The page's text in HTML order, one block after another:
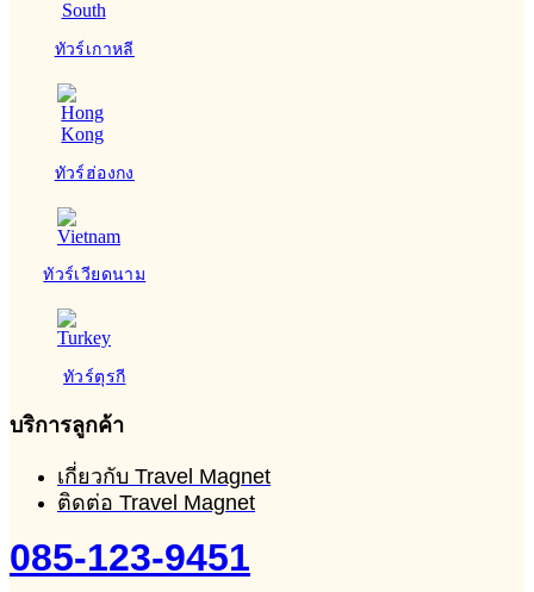
ทัวร์เกาหลี
ทัวร์ฮ่องกง
ทัวร์เวียดนาม
ทัวร์ตุรกี
บริการลูกค้า
เกี่ยวกับ Travel Magnet
ติดต่อ Travel Magnet
085-123-9451